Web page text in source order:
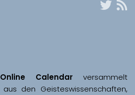
Calendar versammelt
aus den Geisteswissenschaften,